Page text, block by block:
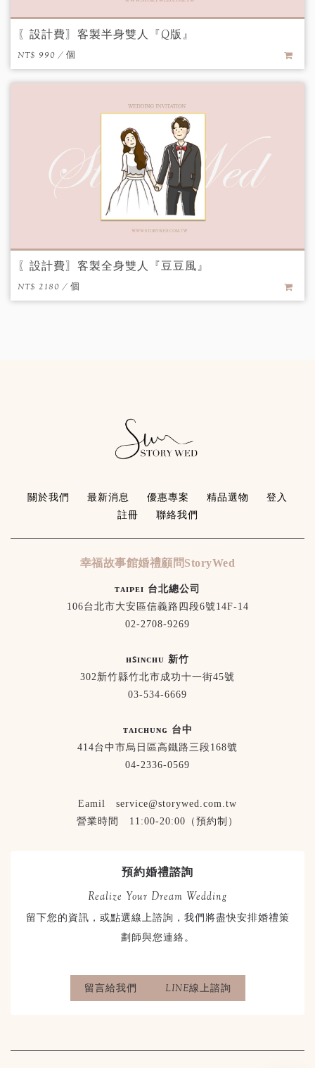
〖設計費〗客製半身雙人『Q版』
NT$ 990 / 個
〖設計費〗客製全身雙人『豆豆風』
NT$ 2180 / 個
關於我們 最新消息 優惠專案 精品選物
登入
註冊
聯絡我們
幸福故事館婚禮顧問StoryWed
ᴛᴀɪᴘᴇɪ 台北總公司
106台北市大安區信義路四段6號14F-14
02-2708-9269
ʜꜱɪɴᴄʜᴜ 新竹
302新竹縣竹北市成功十一街45號
03-534-6669
ᴛᴀɪᴄʜᴜɴɢ 台中
414台中市烏日區高鐵路三段168號
04-2336-0569
Eamil service@storywed.com.tw
營業時間 11:00-20:00（預約制）
預約婚禮諮詢
Realize Your Dream Wedding
留下您的資訊，或點選線上諮詢，我們將盡快安排婚禮策
劃師與您連絡。
留言給我們 LINE線上諮詢